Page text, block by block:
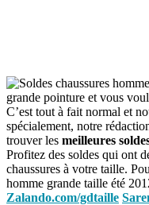
grande pointure et vous
C’est tout à fait normal et
spécialement, notre
trouver les meilleures
Profitez des soldes qui ont
chaussures à votre taille.
homme grande taille été
Zalando.com/gdtaille